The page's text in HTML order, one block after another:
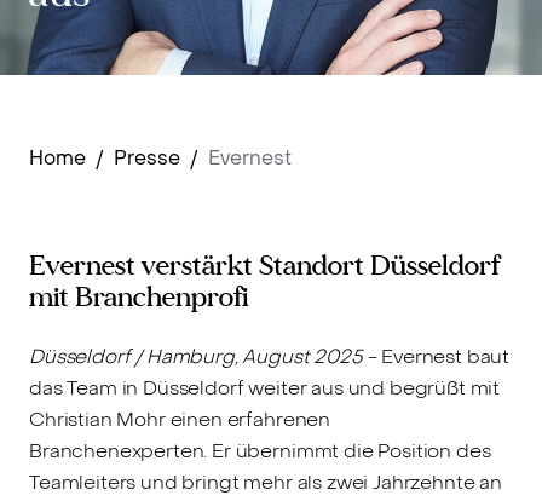
Home / Presse / Evernest
Evernest verstärkt Standort Düsseldorf
mit Branchenprofi
Düsseldorf / Hamburg, August 2025- Evernest baut
das Team in Düsseldorf weiter aus und begrüßt mit
Christian Mohr einen erfahrenen
Branchenexperten. Er übernimmt die Position des
Teamleiters und bringt mehr als zwei Jahrzehnte an